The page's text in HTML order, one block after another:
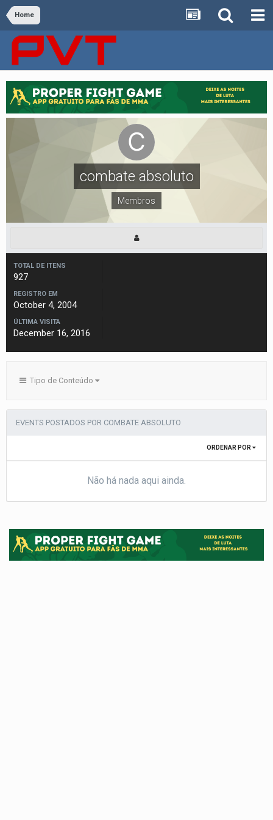
Home
combate absoluto
Membros
TOTAL DE ITENS
927
REGISTRO EM
October 4, 2004
ÚLTIMA VISITA
December 16, 2016
Tipo de Conteúdo
EVENTS POSTADOS POR COMBATE ABSOLUTO
ORDENAR POR
Não há nada aqui ainda.